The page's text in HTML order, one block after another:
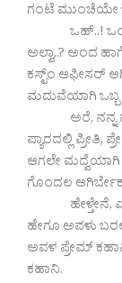
ಗಂಟೆ ಮುಂಚೆಯೇ
ಒಹ್..! ಒಂದು
ಅಲ್ವಾ..? ಅಂದ
ಕಸ್ಟ್ಂ ಆಫೀಸರ್
ಮದುವೆಯಾಗಿ ಒಬ್ಬ
ಅರೆ, ನನ್ನ
ಪ್ಯಾರದಲ್ಲಿ
ಆಗಲೇ ಮದ್ವೆಯಾಗಿ
ಗೊಂದಲ
ಹೇಳ್ತೇನೆ,
ಹೇಗೂ ಅವಳು
ಅವಳ ಪ್ರೇಮ್
ಕಹಾನಿ.